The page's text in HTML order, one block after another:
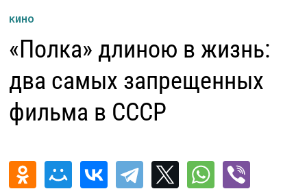
КИНО
«Полка» длиною в жизнь:
два самых запрещенных
фильма в СССР